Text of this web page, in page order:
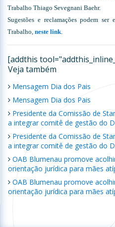
Trabalho Thiago Sevegnani Baehr.
Sugestões e reclamações podem
Trabalho, neste link
[addthis
Veja também
Mensagem Dia dos Pais
Mensagem Dia dos Pais
Presidente da Comissão de
a integrar comitê de gestão do
Presidente da Comissão de
a integrar comitê de gestão do
OAB Blumenau promove
orientação jurídica para mães
OAB Blumenau promove
orientação jurídica para mães